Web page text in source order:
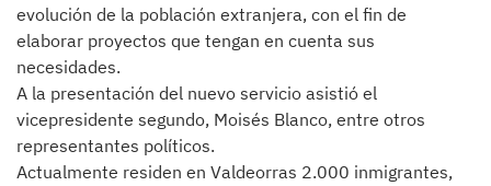
evolución de la población extranjera, con el fin de
elaborar proyectos que tengan en cuenta sus
necesidades.
A la presentación del nuevo servicio asistió el
vicepresidente segundo, Moisés Blanco, entre otros
representantes políticos.
Actualmente residen en Valdeorras 2.000 inmigrantes,